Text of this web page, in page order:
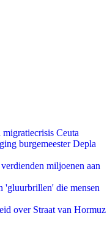
Ceuta
burgemeester Depla
miljoenen aan
die mensen
over Straat van Hormuz